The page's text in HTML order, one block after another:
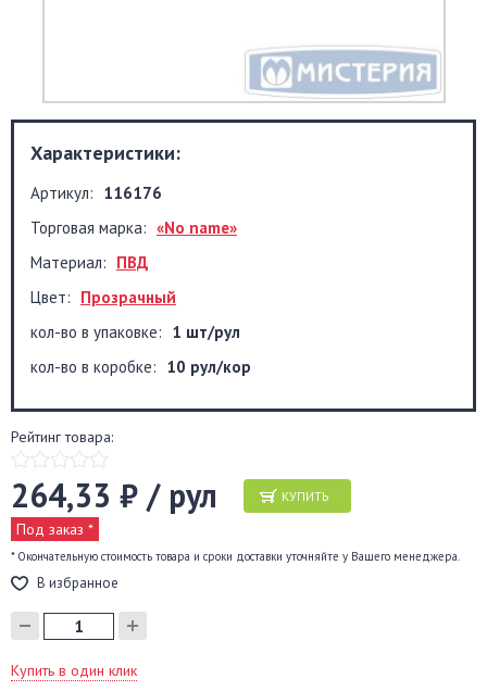
Характеристики:
Артикул: 116176
Торговая марка: «No name»
Материал: ПВД
Цвет: Прозрачный
кол-во в упаковке: 1 шт/рул
кол-во в коробке: 10 рул/кор
Рейтинг товара:
264,33 ₽ / рул КУПИТЬ
Под заказ *
* Окончательную стоимость товара и сроки доставки уточняйте у Вашего менеджера.
В избранное
Купить в один клик